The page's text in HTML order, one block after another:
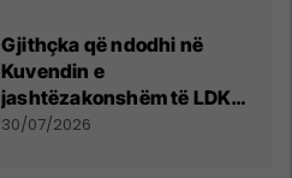
Gjithçka që ndodhi në
Kuvendin e
jashtëzakonshëm të LDK-
së
30/07/2026